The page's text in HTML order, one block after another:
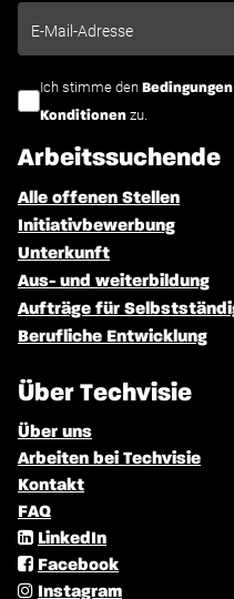
Ich stimme den Bedingungen
Konditionen zu.
Arbeitssuchende
Alle offenen Stellen
Initiativbewerbung
Unterkunft
Aus- und weiterbildung
Aufträge für
Berufliche Entwicklung
Über Techvisie
Über uns
Arbeiten bei Techvisie
Kontakt
FAQ
LinkedIn
Facebook
Instagram